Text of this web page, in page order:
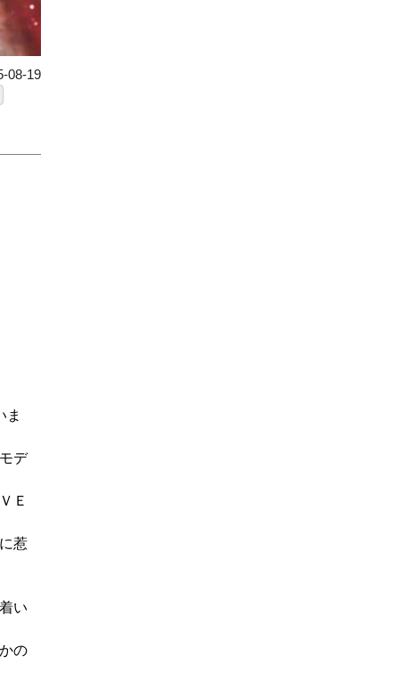
08-19
ま
デ
Ｅ
惹
い
の